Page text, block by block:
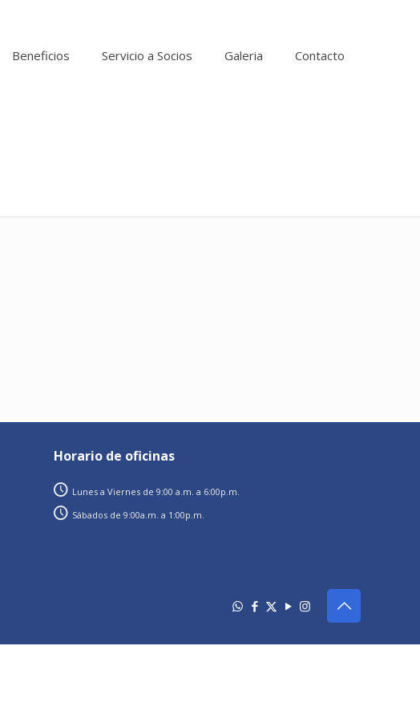
Beneficios Servicio a Socios Galeria Contacto
Horario de oficinas
Lunes a Viernes de 9:00 a.m. a 6:00p.m.
Sábados de 9:00a.m. a 1:00p.m.